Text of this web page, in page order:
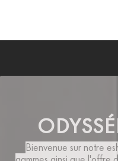
Bienvenue sur notre